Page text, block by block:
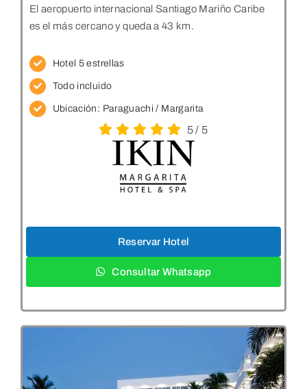
El aeropuerto internacional Santiago Mariño Caribe
es el más cercano y queda a 43 km.
Hotel 5 estrellas
Todo incluido
Ubicación: Paraguachi / Margarita
5/ 5
Reservar Hotel
Consultar Whatsapp